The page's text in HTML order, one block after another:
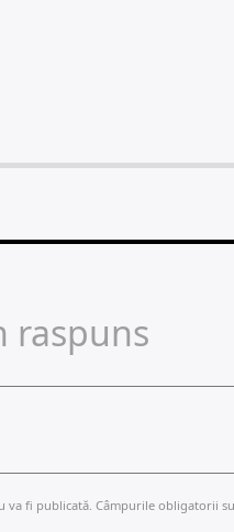
raspuns
va fi publicată. Câmpurile obligatorii